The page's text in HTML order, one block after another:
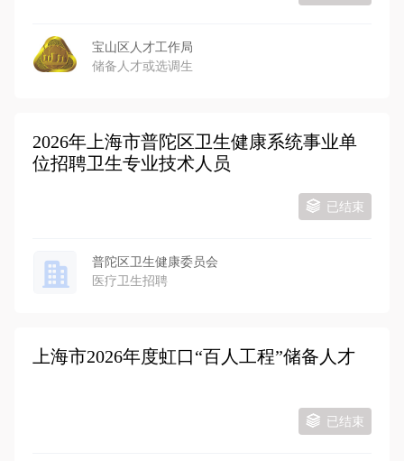
宝山区人才工作局
储备人才或选调生
2026年上海市普陀区卫生健康系统事业单
位招聘卫生专业技术人员
已结束
普陀区卫生健康委员会
医疗卫生招聘
上海市2026年度虹口“百人工程”储备人才
已结束